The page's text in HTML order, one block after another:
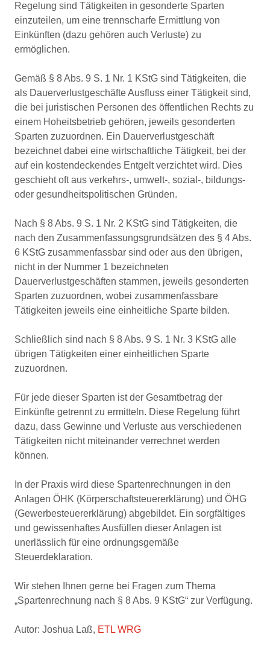
Regelung sind Tätigkeiten in gesonderte Sparten
einzuteilen, um eine trennscharfe Ermittlung von
Einkünften (dazu gehören auch Verluste) zu
ermöglichen.
Gemäß § 8 Abs. 9 S. 1 Nr. 1 KStG sind Tätigkeiten, die
als Dauerverlustgeschäfte Ausfluss einer Tätigkeit sind,
die bei juristischen Personen des öffentlichen Rechts zu
einem Hoheitsbetrieb gehören, jeweils gesonderten
Sparten zuzuordnen. Ein Dauerverlustgeschäft
bezeichnet dabei eine wirtschaftliche Tätigkeit, bei der
auf ein kostendeckendes Entgelt verzichtet wird. Dies
geschieht oft aus verkehrs-, umwelt-, sozial-, bildungs-
oder gesundheitspolitischen Gründen.
Nach § 8 Abs. 9 S. 1 Nr. 2 KStG sind Tätigkeiten, die
nach den Zusammenfassungsgrundsätzen des § 4 Abs.
6 KStG zusammenfassbar sind oder aus den übrigen,
nicht in der Nummer 1 bezeichneten
Dauerverlustgeschäften stammen, jeweils gesonderten
Sparten zuzuordnen, wobei zusammenfassbare
Tätigkeiten jeweils eine einheitliche Sparte bilden.
Schließlich sind nach § 8 Abs. 9 S. 1 Nr. 3 KStG alle
übrigen Tätigkeiten einer einheitlichen Sparte
zuzuordnen.
Für jede dieser Sparten ist der Gesamtbetrag der
Einkünfte getrennt zu ermitteln. Diese Regelung führt
dazu, dass Gewinne und Verluste aus verschiedenen
Tätigkeiten nicht miteinander verrechnet werden
können.
In der Praxis wird diese Spartenrechnungen in den
Anlagen ÖHK (Körperschaftsteuererklärung) und ÖHG
(Gewerbesteuererklärung) abgebildet. Ein sorgfältiges
und gewissenhaftes Ausfüllen dieser Anlagen ist
unerlässlich für eine ordnungsgemäße
Steuerdeklaration.
Wir stehen Ihnen gerne bei Fragen zum Thema
„Spartenrechnung nach § 8 Abs. 9 KStG“ zur Verfügung.
Autor: Joshua Laß, ETL WRG